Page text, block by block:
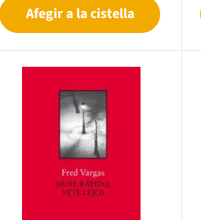
Afegir a la cistella